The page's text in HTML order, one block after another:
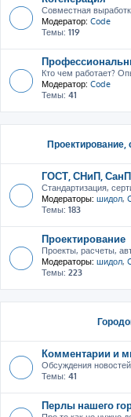
Совместная
Модератор: Code
Темы: 119
Кто чем работает?
Модератор: Code
Темы: 41
Проектирование,
ГОСТ, СНиП,
Стандартизация,
Модераторы: шидол,
Темы: 183
Проектирование
Проекты, расчеты,
Модераторы: шидол,
Темы: 223
Комментарии и
Обсуждения
Темы: 41
Перлы нашего